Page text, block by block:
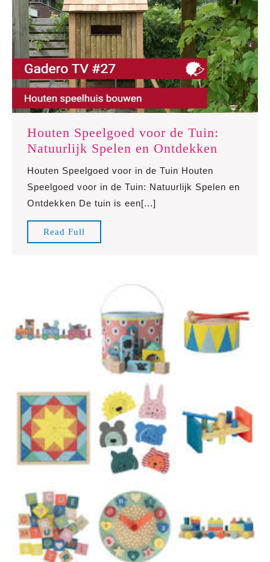
Houten Speelgoed voor de Tuin:
Natuurlijk Spelen en Ontdekken
de
Houten Speelgoed voor in de Tuin Houten
Speelgoed voor in de Tuin: Natuurlijk Spelen en
Ontdekken De tuin is een[...]
Read Full
Full